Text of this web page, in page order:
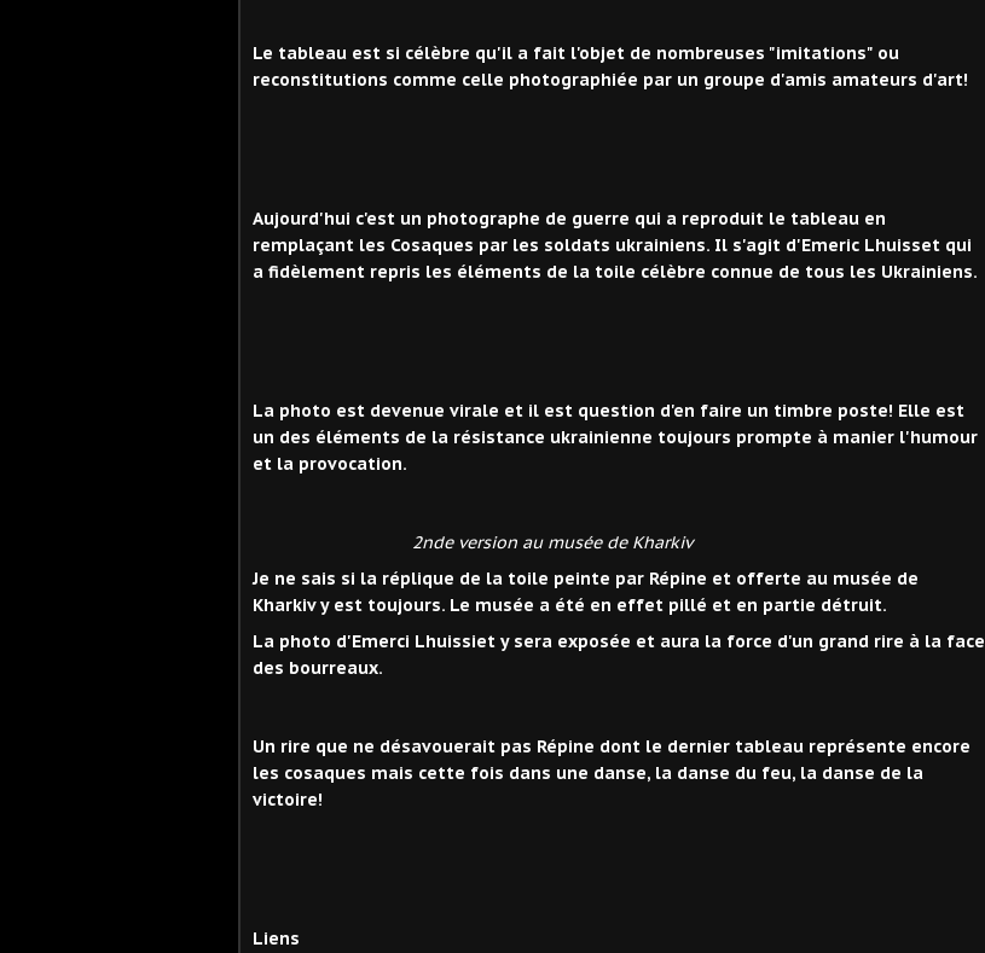
Le tableau est si célèbre qu'il a fait l'objet de nombreuses "imitations" ou
reconstitutions comme celle photographiée par un groupe d'amis amateurs d'art!
Aujourd'hui c'est un photographe de guerre qui a reproduit le tableau en
remplaçant les Cosaques par les soldats ukrainiens. Il s'agit d'Emeric Lhuisset qui
a fidèlement repris les éléments de la toile célèbre connue de tous les Ukrainiens.
La photo est devenue virale et il est question d'en faire un timbre poste! Elle est
un des éléments de la résistance ukrainienne toujours prompte à manier l'humour
et la provocation.
2nde version au musée de Kharkiv
Je ne sais si la réplique de la toile peinte par Répine et offerte au musée de
Kharkiv y est toujours. Le musée a été en effet pillé et en partie détruit.
La photo d'Emerci Lhuissiet y sera exposée et aura la force d'un grand rire à la face
des bourreaux.
Un rire que ne désavouerait pas Répine dont le dernier tableau représente encore
les cosaques mais cette fois dans une danse, la danse du feu, la danse de la
victoire!
Liens